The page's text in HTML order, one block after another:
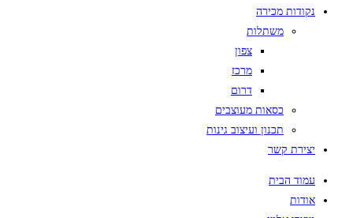
נקודות מכירה
משתלות
צפון
מרכז
דרום
כסאות מעוצבים
תכנון ועיצוב גינות
יצירת קשר
עמוד הבית
אודות